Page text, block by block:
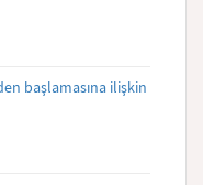
başlamasına ilişkin